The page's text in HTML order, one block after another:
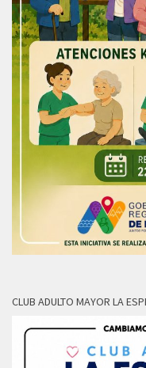
CLUB ADULTO MAYOR LA